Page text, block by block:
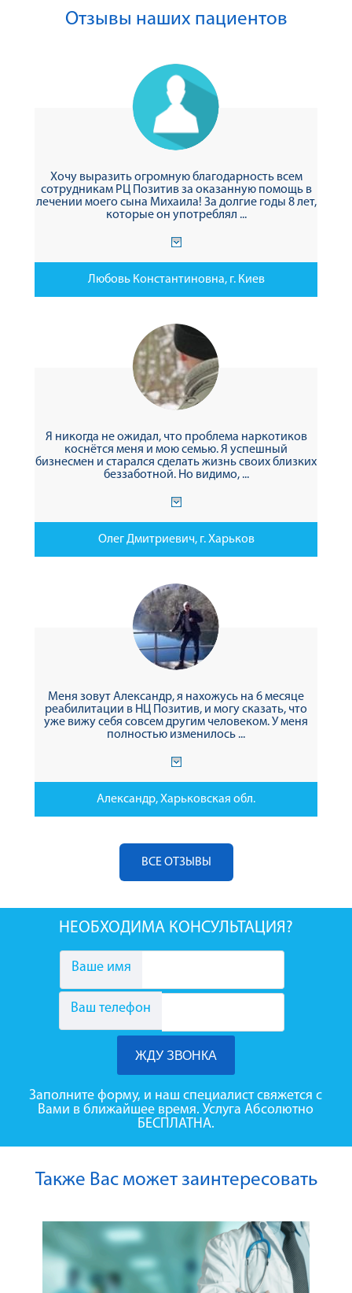
Отзывы наших пациентов
Хочу выразить огромную благодарность всем
сотрудникам РЦ Позитив за оказанную помощь в
лечении моего сына Михаила! За долгие годы 8 лет,
которые он употреблял ...
Любовь Константиновна, г. Киев
Я никогда не ожидал, что проблема наркотиков
коснётся меня и мою семью. Я успешный
бизнесмен и старался сделать жизнь своих близких
беззаботной. Но видимо, ...
Олег Дмитриевич, г. Харьков
Меня зовут Александр, я нахожусь на 6 месяце
реабилитации в НЦ Позитив, и могу сказать, что
уже вижу себя совсем другим человеком. У меня
полностью изменилось ...
Александр, Харьковская обл.
ВСЕ ОТЗЫВЫ
НЕОБХОДИМА КОНСУЛЬТАЦИЯ?
Ваше имя
Ваш телефон
Заполните форму, и наш специалист свяжется с
Вами в ближайшее время. Услуга Абсолютно
БЕСПЛАТНА.
Также Вас может заинтересовать